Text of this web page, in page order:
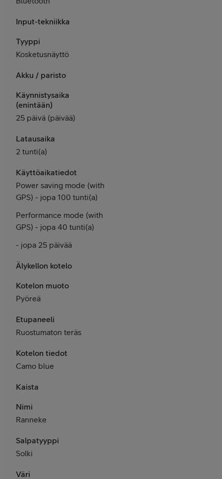
Input-tekniikka
Tyyppi
Kosketusnäyttö
Akku / paristo
Käynnistysaika
(enintään)
25 päivä (päivää)
Latausaika
2 tunti(a)
Käyttöaikatiedot
Power saving mode (with
GPS) - jopa 100 tunti(a)
Performance mode (with
GPS) - jopa 40 tunti(a)
- jopa 25 päivää
Älykellon kotelo
Kotelon muoto
Pyöreä
Etupaneeli
Ruostumaton teräs
Kotelon tiedot
Camo blue
Kaista
Nimi
Ranneke
Salpatyyppi
Solki
Väri